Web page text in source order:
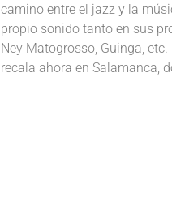
camino entre el jazz y la
propio sonido tanto en sus
Ney Matogrosso, Guinga,
recala ahora en Salamanca,